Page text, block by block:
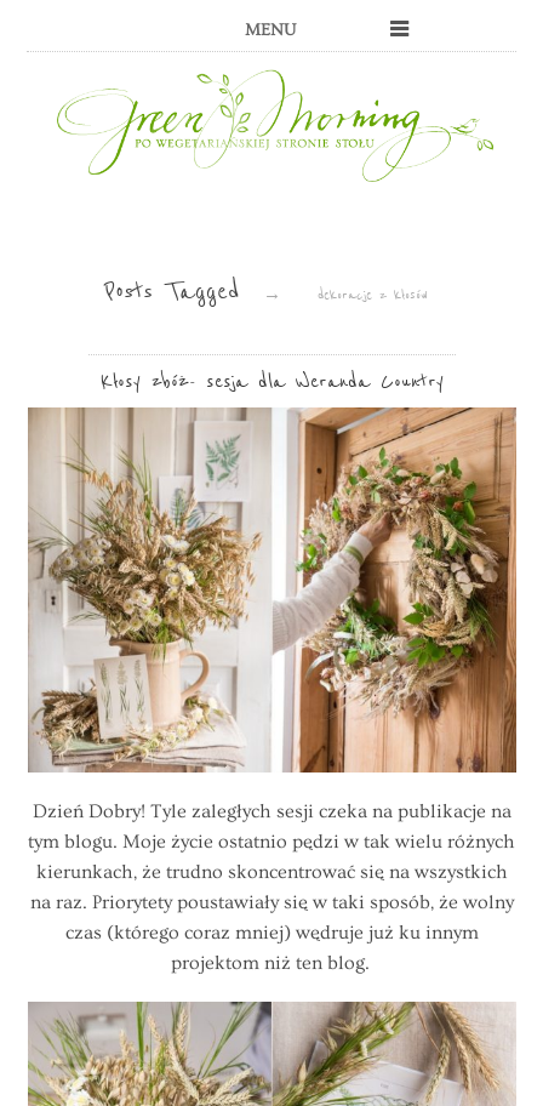
MENU
Posts Tagged → dekoracje z kłosów
Kłosy zbóż- sesja dla Weranda Country
Dzień Dobry! Tyle zaległych sesji czeka na publikacje na
tym blogu. Moje życie ostatnio pędzi w tak wielu różnych
kierunkach, że trudno skoncentrować się na wszystkich
na raz. Priorytety poustawiały się w taki sposób, że wolny
czas (którego coraz mniej) wędruje już ku innym
projektom niż ten blog.